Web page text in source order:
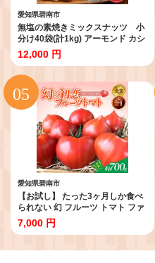
愛知県碧南市
無塩の素焼きミックスナッツ 小
分け40袋(計1kg) アーモンド カシ
ューナッツ くるみ 直火焙煎 栄養
豊富 おつまみ おやつ 大満足 美容
健康 人気 高リピート ナッツ
H059-145
12,000 円
愛知県碧南市
【お試し】 たった3ヶ月しか食べ
られない 幻 フルーツ トマト ファ
ーストトマト 容量 約700g 特に美
味しい 3月 ～ 5月 限定発送 長田
ちり食感 甘い リコピン 野菜 碧南
7,000 円